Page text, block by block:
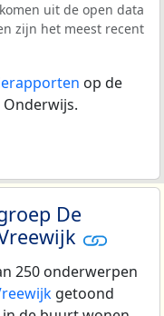
uit de open data
zijn het meest recent
op de
De
250 onderwerpen
getoond